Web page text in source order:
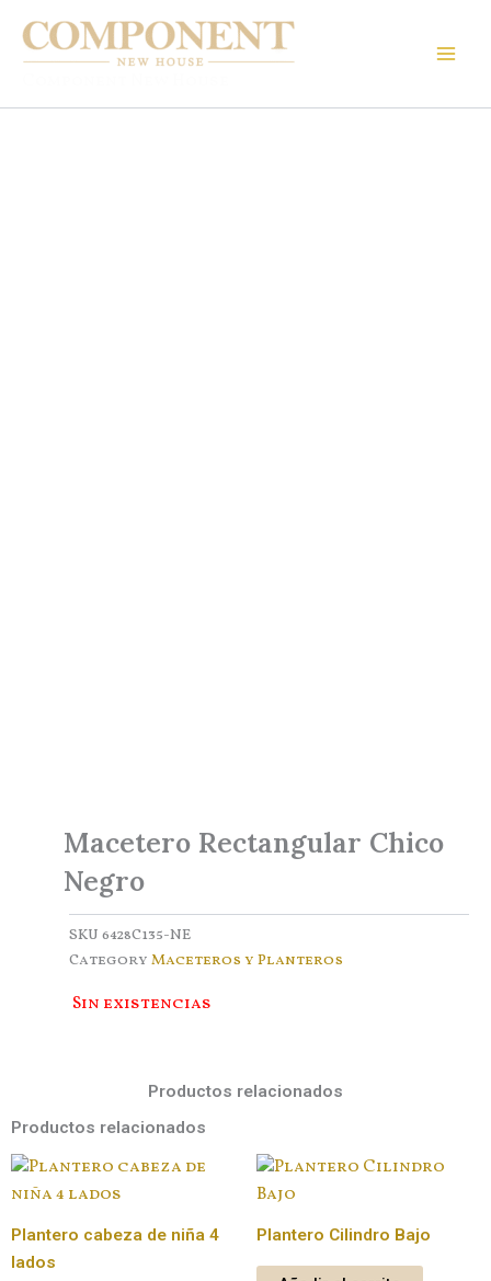
contenido
Macetero Rectangular Chico
Negro
SKU 6428C135-NE
Category Maceteros y Planteros
Sin existencias
Productos relacionados
Productos relacionados
Plantero cabeza de niña 4
lados
Plantero Cilindro Bajo